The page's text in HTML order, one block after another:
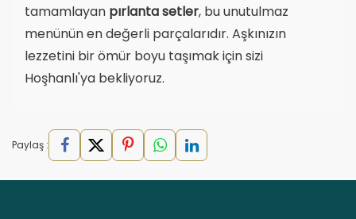
tamamlayan pırlanta setler, bu unutulmaz
menünün en değerli parçalarıdır. Aşkınızın
lezzetini bir ömür boyu taşımak için sizi
Hoşhanlı'ya bekliyoruz.
Paylaş :